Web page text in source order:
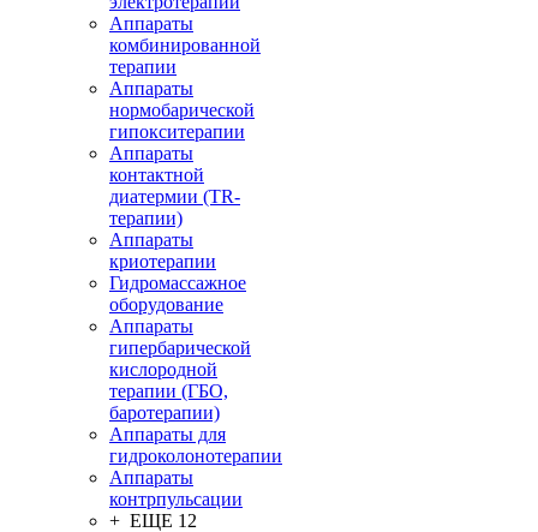
Аппараты
комбинированной
терапии
Аппараты
нормобарической
гипокситерапии
Аппараты
контактной
диатермии (TR-
терапии)
Аппараты
криотерапии
Гидромассажное
оборудование
Аппараты
гипербарической
кислородной
терапии (ГБО,
баротерапии)
Аппараты для
гидроколонотерапии
Аппараты
контрпульсации
+ ЕЩЕ 12